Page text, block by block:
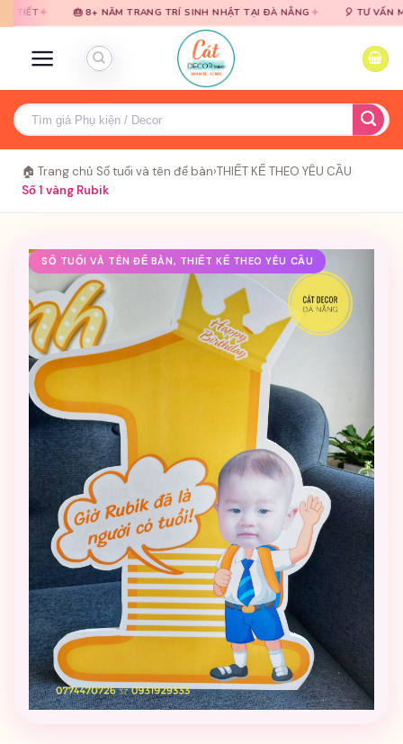
qua
qua
🎂 8+ NĂM TRANG TRÍ SINH NHẬT TẠI ĐÀ NẴNG ✦ 🎈 TƯ VẤN MIỄN PHÍ ·
Tìm
kiếm:
🏠 Trang chủ Số tuổi và tên để bàn›THIẾT KẾ THEO YÊU CẦU
Số 1 vàng Rubik
SỐ TUỔI VÀ TÊN ĐỂ BÀN, THIẾT KẾ THEO YÊU CẦU